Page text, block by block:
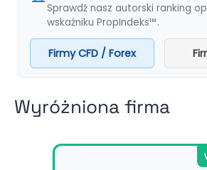
Sprawdź nasz autorski ranking
wskaźniku PropIndeks™.
Firmy CFD / Forex
Wyróżniona firma